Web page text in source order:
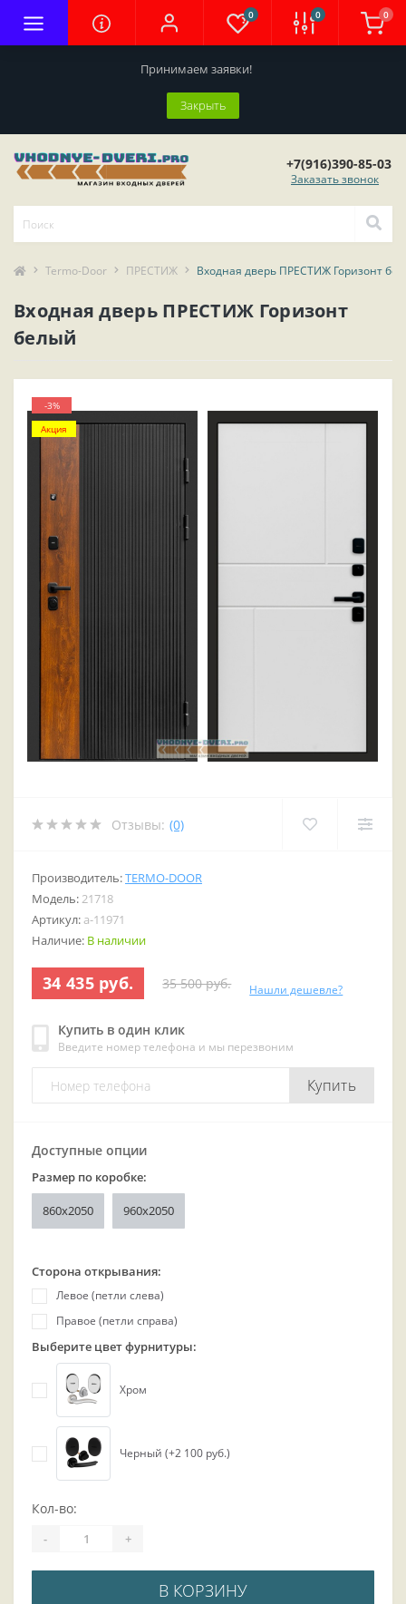
Принимаем заявки!
Закрыть
0 0 0
+7(916)390-85-03
Заказать звонок
Termo-Door ПРЕСТИЖ Входная дверь ПРЕСТИЖ Горизонт
Входная дверь ПРЕСТИЖ Горизонт
белый
-3%
Акция
Отзывы: (0)
Производитель:TERMO-DOOR
Модель:21718
Артикул: a-11971
Наличие: В наличии
34 435 руб. 35 500 руб. Нашли дешевле?
Купить в один клик
Введите номер телефона и мы перезвоним
Купить
Доступные опции
Размер по коробке:
860x2050 960x2050
Сторона открывания:
Левое (петли слева)
Правое (петли справа)
Выберите цвет фурнитуры:
Хром
Черный (+2 100 руб.)
Кол-во:
- +
В КОРЗИНУ